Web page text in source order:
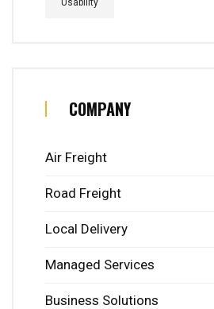
Usability
COMPANY
Air Freight
Road Freight
Local Delivery
Managed Services
Business Solutions